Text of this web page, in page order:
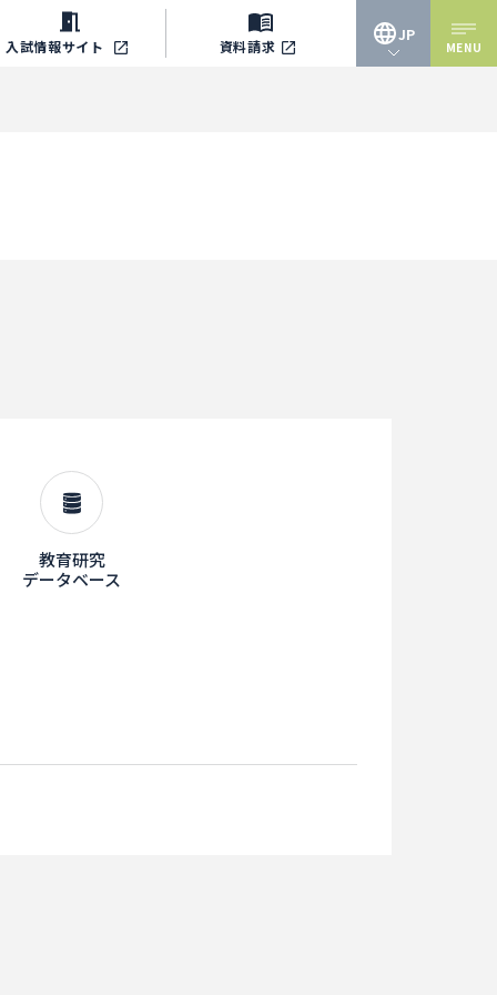
入試情報サイト 資料請求
JP
MENU
教育研究
データベース